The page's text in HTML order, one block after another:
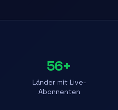
56+
Länder mit Live-
Abonnenten